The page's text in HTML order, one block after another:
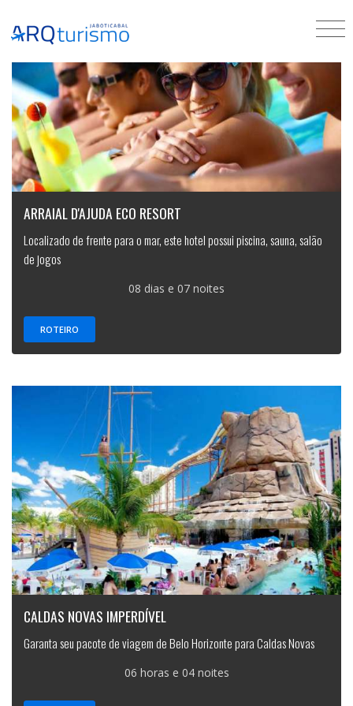
ARRAIAL D'AJUDA ECO RESORT
Localizado de frente para o mar, este hotel possui piscina, sauna, salão
de jogos
08 dias e 07 noites
ROTEIRO
CALDAS NOVAS IMPERDÍVEL
Garanta seu pacote de viagem de Belo Horizonte para Caldas Novas
06 horas e 04 noites